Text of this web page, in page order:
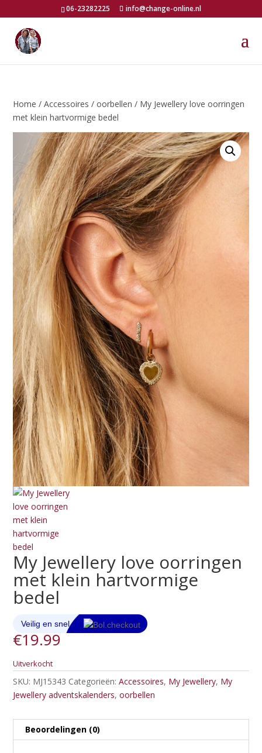
06-23282225 info@change-online.nl
Home /Accessoires / oorbellen / My Jewellery love oorringen
met klein hartvormige bedel
My Jewellery love oorringen
met klein hartvormige
bedel
€19.99
Uitverkocht
SKU: MJ15343 Categorieën:Accessoires, My Jewellery, My
Jewellery adventskalenders,oorbellen
Beoordelingen (0)